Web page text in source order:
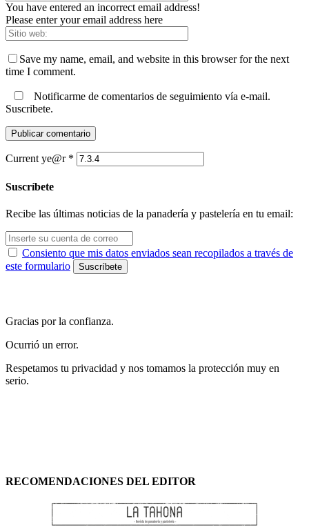
You have entered an incorrect email address!
Please enter your email address here
Save my name, email, and website in this browser for the next
time I comment.
Notificarme de comentarios de seguimiento vía e-mail.
Suscribete.
Current ye@r *
Suscríbete
Recibe las últimas noticias de la panadería y pastelería en tu email:
Consiento que mis datos enviados sean recopilados a través de
este formulario
Gracias por la confianza.
Ocurrió un error.
Respetamos tu privacidad y nos tomamos la protección muy en
serio.
RECOMENDACIONES DEL EDITOR